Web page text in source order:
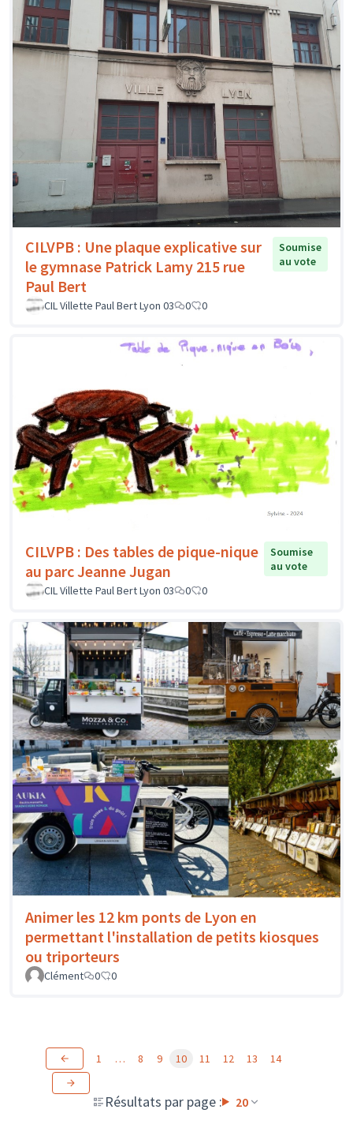
CILVPB : Une plaque explicative sur
le gymnase Patrick Lamy 215 rue
Paul Bert
Soumise
au vote
CIL Villette Paul Bert Lyon 03 0 0
CILVPB : Des tables de pique-nique
au parc Jeanne Jugan
Soumise
au vote
CIL Villette Paul Bert Lyon 03
0 0
Animer les 12 km ponts de Lyon en
permettant l'installation de petits kiosques
ou triporteurs
Clément 0 0
Résultats par page : 20
1 … 8 9 10 11 12 13 14